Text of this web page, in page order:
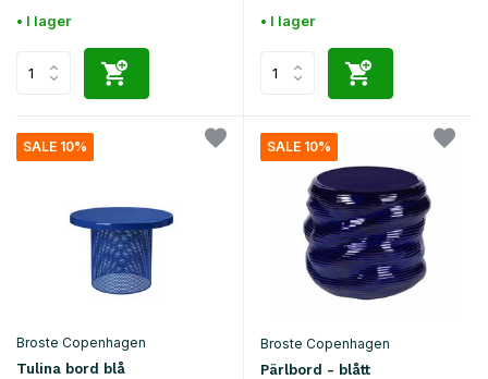
• I lager • I lager
SALE 10%
Broste Copenhagen
Tulina bord blå
SALE 10%
Broste Copenhagen
Pärlbord - blått